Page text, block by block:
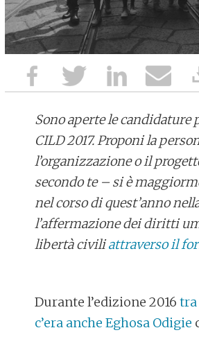
Sono aperte le candidature
CILD 2017. Proponi la
l’organizzazione o il
secondo te – si è
nel corso di quest’anno
l’affermazione dei diritti
libertà civiliattraverso il
Durante l’edizione 2016
c’era anche Eghosa Odigie